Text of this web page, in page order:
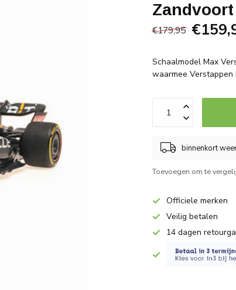
€179,95
Schaalmodel Max
waarmee
binnenkort
Toevoegen om te
Officiele merken
Veilig betalen
14 dagen